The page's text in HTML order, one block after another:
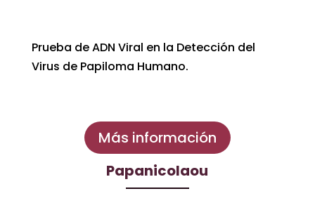
Prueba de ADN Viral en la Detección del
Virus de Papiloma Humano.
Más información
Papanicolaou